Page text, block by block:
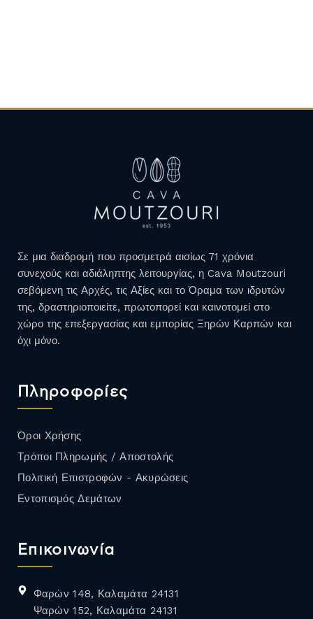
Σε μια διαδρομή που προσμετρά αισίως 71 χρόνια
συνεχούς και αδιάληπτης λειτουργίας, η Cava Moutzouri
σεβόμενη τις Αρχές, τις Αξίες και το Όραμα των ιδρυτών
της, δραστηριοποιείτε, πρωτοπορεί και καινοτομεί στο
χώρο της επεξεργασίας και εμπορίας Ξηρών Καρπών και
όχι μόνο.
Πληροφορίες
Όροι Χρήσης
Τρόποι Πληρωμής / Αποστολής
Πολιτική Επιστροφών - Ακυρώσεις
Εντοπισμός Δεμάτων
Επικοινωνία
Φαρών 148, Καλαμάτα 24131
Ψαρών 152, Καλαμάτα 24131